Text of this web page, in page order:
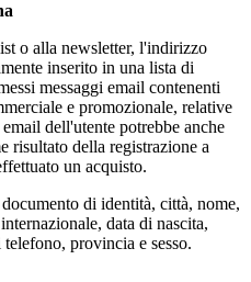
o alla newsletter, l'indirizzo
inserito in una lista di
messaggi email contenenti
e promozionale, relative
dell'utente potrebbe anche
risultato della registrazione a
un acquisto.
di identità, città, nome,
data di nascita,
provincia e sesso.